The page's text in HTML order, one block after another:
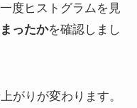
度ヒストグラムを見
ったかを確認しまし
がりが変わります。